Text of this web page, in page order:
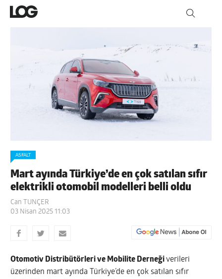
ASFALT
Mart ayında Türkiye’de en çok satılan sıfır
elektrikli otomobil modelleri belli oldu
Can TUNÇER
03 Nisan 2025 11:03
Otomotiv Distribütörleri ve Mobilite Derneğiverileri
üzerinden mart ayında Türkiye’de en çok satılan sıfır